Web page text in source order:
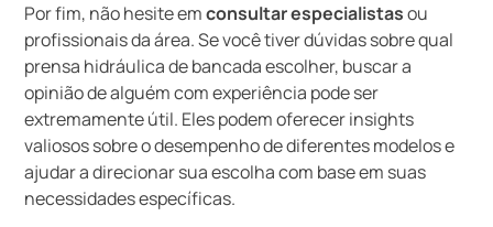
Por fim, não hesite emconsultar especialistasou
profissionais da área. Se você tiver dúvidas sobre qual
prensa hidráulica de bancada escolher, buscar a
opinião de alguém com experiência pode ser
extremamente útil. Eles podem oferecer insights
valiosos sobre o desempenho de diferentes modelos e
ajudar a direcionar sua escolha com base em suas
necessidades específicas.